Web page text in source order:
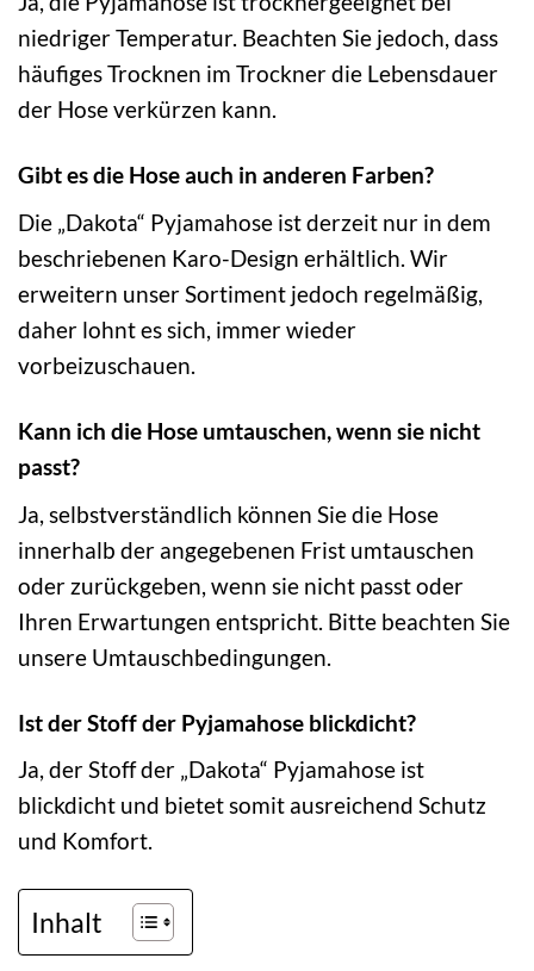
niedriger Temperatur. Beachten Sie jedoch, dass
häufiges Trocknen im Trockner die Lebensdauer
der Hose verkürzen kann.
Gibt es die Hose auch in anderen Farben?
Die „Dakota“ Pyjamahose ist derzeit nur in dem
beschriebenen Karo-Design erhältlich. Wir
erweitern unser Sortiment jedoch regelmäßig,
daher lohnt es sich, immer wieder
vorbeizuschauen.
Kann ich die Hose umtauschen, wenn sie nicht
passt?
Ja, selbstverständlich können Sie die Hose
innerhalb der angegebenen Frist umtauschen
oder zurückgeben, wenn sie nicht passt oder
Ihren Erwartungen entspricht. Bitte beachten Sie
unsere Umtauschbedingungen.
Ist der Stoff der Pyjamahose blickdicht?
Ja, der Stoff der „Dakota“ Pyjamahose ist
blickdicht und bietet somit ausreichend Schutz
und Komfort.
Inhalt